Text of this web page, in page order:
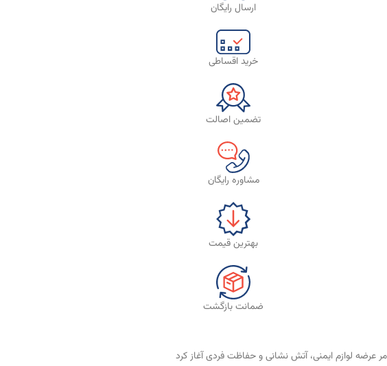
ارسال رایگان
خرید اقساطی
تضمین اصالت
مشاوره رایگان
بهترین قیمت
ضمانت بازگشت